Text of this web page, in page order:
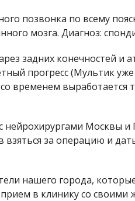
позвонка по всему
мозга. Диагноз:
задних конечностей и
прогресс (Мультик
временем выработается
Москвы и
за операцию и
нашего города, которые
в клинику со